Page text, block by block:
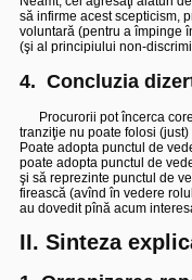
să infirme acest scepticism,
voluntară (pentru a împinge
(şi al principiului non-
4. Concluzia
Procurorii pot încerca
tranziţie nu poate folosi
Poate adopta punctul de
poate adopta punctul de
şi să reprezinte punctul de
firească (avînd în vedere
au dovedit pînă acum
II. Sinteza